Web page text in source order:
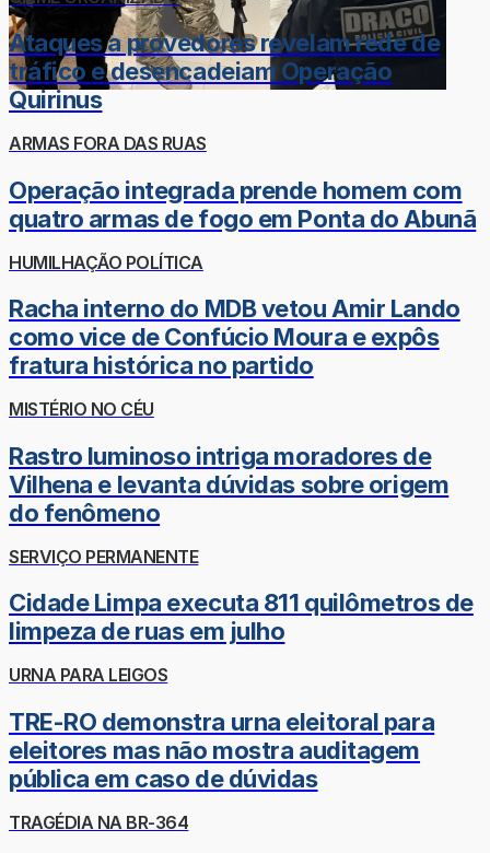
Ataques a provedores revelam rede de
tráfico e desencadeiam Operação
Quirinus
ARMAS FORA DAS RUAS
Operação integrada prende homem com
quatro armas de fogo em Ponta do Abunã
HUMILHAÇÃO POLÍTICA
Racha interno do MDB vetou Amir Lando
como vice de Confúcio Moura e expôs
fratura histórica no partido
MISTÉRIO NO CÉU
Rastro luminoso intriga moradores de
Vilhena e levanta dúvidas sobre origem
do fenômeno
SERVIÇO PERMANENTE
Cidade Limpa executa 811 quilômetros de
limpeza de ruas em julho
URNA PARA LEIGOS
TRE-RO demonstra urna eleitoral para
eleitores mas não mostra auditagem
pública em caso de dúvidas
TRAGÉDIA NA BR-364